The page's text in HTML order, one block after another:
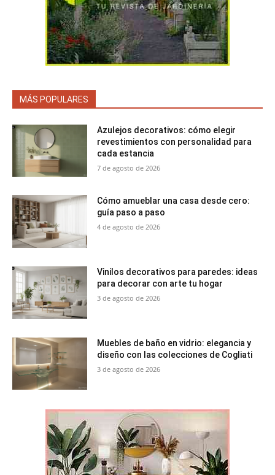
MÁS POPULARES
Azulejos decorativos: cómo elegir
revestimientos con personalidad para
cada estancia
7 de agosto de 2026
Cómo amueblar una casa desde cero:
guía paso a paso
4 de agosto de 2026
Vinilos decorativos para paredes: ideas
para decorar con arte tu hogar
3 de agosto de 2026
Muebles de baño en vidrio: elegancia y
diseño con las colecciones de Cogliati
3 de agosto de 2026